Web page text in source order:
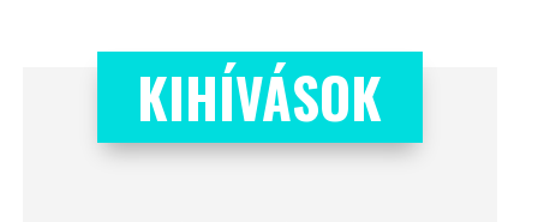
KIHÍVÁSOK